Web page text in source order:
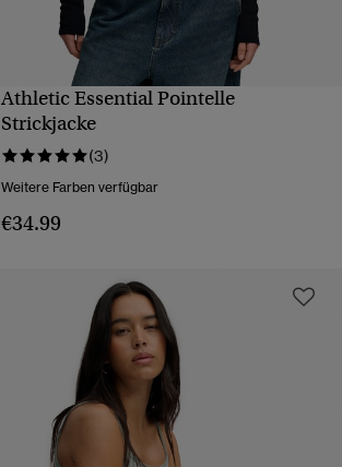
Athletic Essential Pointelle
Strickjacke
(3)
Weitere Farben verfügbar
€34.99